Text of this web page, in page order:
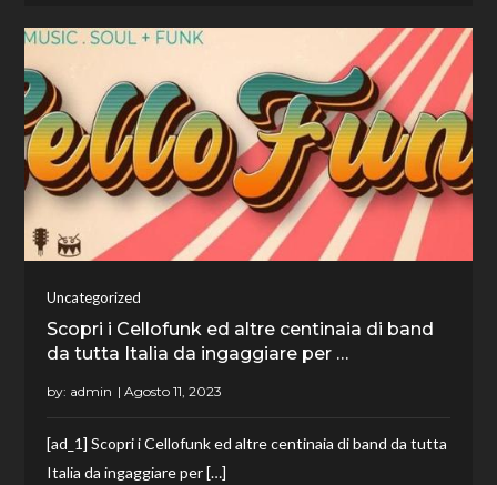
Uncategorized
Scopri i Cellofunk ed altre centinaia di band
da tutta Italia da ingaggiare per …
by: admin
[ad_1] Scopri i Cellofunk ed altre centinaia di band da tutta
Italia da ingaggiare per […]